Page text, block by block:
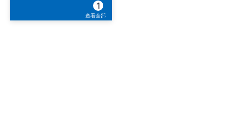
1
查看全部